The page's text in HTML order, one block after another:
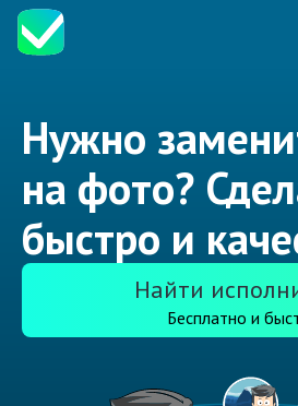
Нужно
на фото?
быстро и
Найти
Бесплатно и